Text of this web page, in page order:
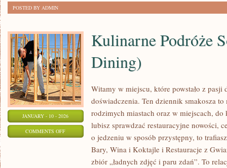
POSTED BY ADMIN
JANUARY - 10 - 2026
COMMENTS OFFON
Kulinarne Podróże
Dining)
Witamy w miejscu, które powstało z pasji
doświadczenia. Ten dziennik smakosza
rodzimych miastach oraz w miejscach,
lubisz sprawdzać restauracyjne nowości,
o jedzeniu w sposób przystępny, to
Bary, Wina i Koktajle i Restauracje z
zbiór „ładnych zdjęć i paru zdań”. To